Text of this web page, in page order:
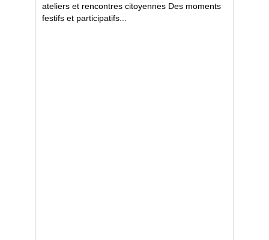
ateliers et rencontres citoyennes Des moments
festifs et participatifs...